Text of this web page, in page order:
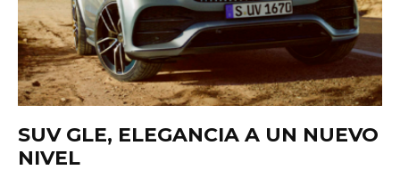
SUV GLE, ELEGANCIA A UN NUEVO
NIVEL